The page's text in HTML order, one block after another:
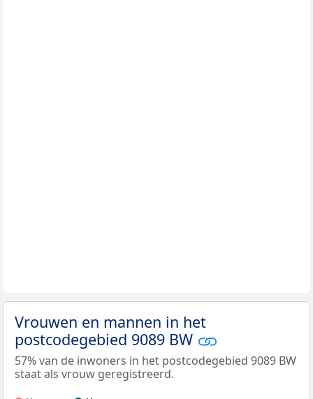
Vrouwen en mannen in het
postcodegebied 9089 BW
57% van de inwoners in het postcodegebied 9089 BW
staat als vrouw geregistreerd.